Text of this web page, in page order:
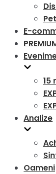
E-
15
Analize
Oameni